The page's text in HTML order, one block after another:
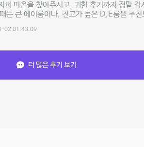
희 마온을 찾아주시고, 귀한 후기까지 정말
는 큰 에이룸이나, 천고가 높은 D,E룸을 추
02 01:43:09
더 많은 후기 보기